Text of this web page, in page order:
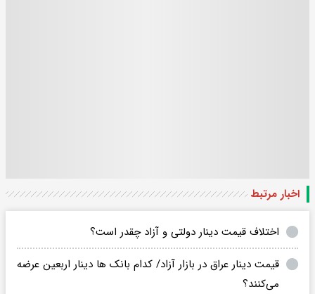
اخبار مرتبط
اختلاف قیمت دینار دولتی و آزاد چقدر است؟
قیمت دینار عراق در بازار آزاد/ کدام بانک ها دینار اربعین عرضه
می‌کنند؟